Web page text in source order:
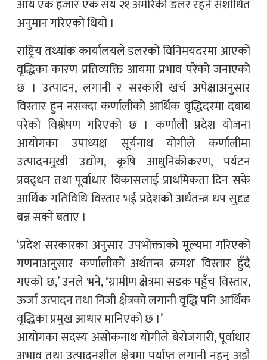
आय एक हजार एक सय २१ अमेरिकी डलर रहने संशोधित
अनुमान गरिएको थियो ।
राष्ट्रिय तथ्यांक कार्यालयले डलरको विनिमयदरमा आएको
वृद्धिका कारण प्रतिव्यक्ति आयमा प्रभाव परेको जनाएको
छ । उत्पादन, लगानी र सरकारी खर्च अपेक्षाअनुसार
विस्तार हुन नसक्दा कर्णालीको आर्थिक वृद्धिदरमा दबाब
परेको विश्लेषण गरिएको छ । कर्णाली प्रदेश योजना
आयोगका उपाध्यक्ष सूर्यनाथ योगीले कर्णालीमा
उत्पादनमुखी उद्योग, कृषि आधुनिकीकरण, पर्यटन
प्रवद्र्धन तथा पूर्वाधार विकासलाई प्राथमिकता दिन सके
आर्थिक गतिविधि विस्तार भई प्रदेशको अर्थतन्त्र थप सुदृढ
बन्न सक्ने बताए ।
‘प्रदेश सरकारका अनुसार उपभोक्ताको मूल्यमा गरिएको
गणनाअनुसार कर्णालीको अर्थतन्त्र क्रमशः विस्तार हुँदै
गएको छ,’ उनले भने, ‘ग्रामीण क्षेत्रमा सडक पहुँच विस्तार,
ऊर्जा उत्पादन तथा निजी क्षेत्रको लगानी वृद्धि पनि आर्थिक
वृद्धिका प्रमुख आधार मानिएको छ ।’
आयोगका सदस्य असोकनाथ योगीले बेरोजगारी, पूर्वाधार
अभाव तथा उत्पादनशील क्षेत्रमा पर्याप्त लगानी नहुनु अझै